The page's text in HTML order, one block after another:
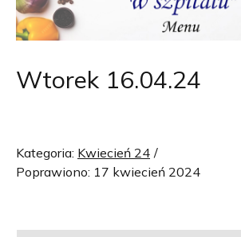
Wtorek 16.04.24
Kategoria: Kwiecień 24
Poprawiono: 17 kwiecień 2024